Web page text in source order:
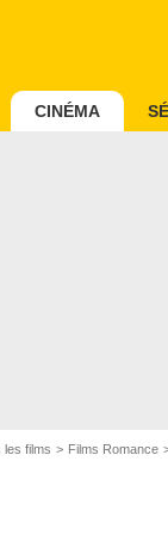
CINÉMA
les films Films Romance